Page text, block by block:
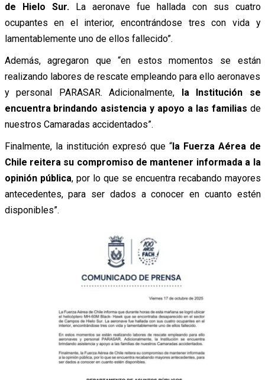
de Hielo Sur. La aeronave fue hallada con sus cuatro
ocupantes en el interior, encontrándose tres con vida y
lamentablemente uno de ellos fallecido”.
Además, agregaron que “en estos momentos se están
realizando labores de rescate empleando para ello aeronaves
y personal PARASAR. Adicionalmente, la Institución se
encuentra brindando asistencia y apoyo a las familias de
nuestros Camaradas accidentados”.
Finalmente, la institución expresó que “la Fuerza Aérea de
Chile reitera su compromiso de mantener informada a la
opinión pública, por lo que se encuentra recabando mayores
antecedentes, para ser dados a conocer en cuanto estén
disponibles”.